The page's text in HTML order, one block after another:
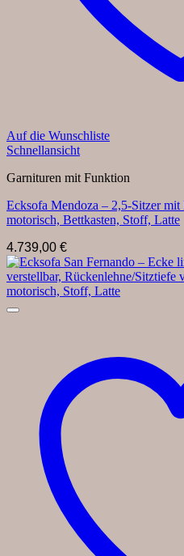
Auf die Wunschliste
Schnellansicht
Garnituren mit Funktion
Ecksofa Mendoza – 2,5-Sitzer
motorisch, Bettkasten, Stoff, Latte
4.739,00 €